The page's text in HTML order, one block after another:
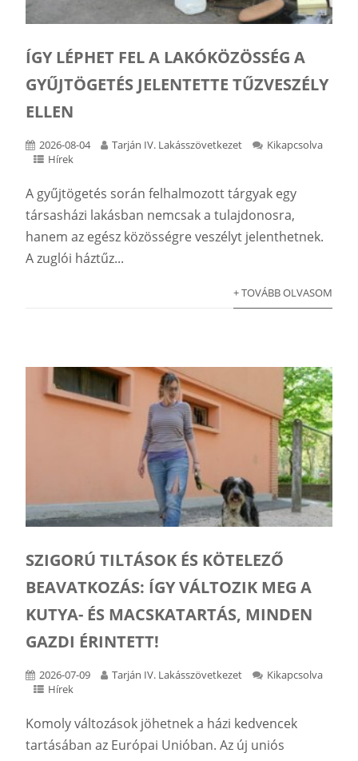
ÍGY LÉPHET FEL A LAKÓKÖZÖSSÉG A
GYŰJTÖGETÉS JELENTETTE TŰZVESZÉLY
ELLEN
2026-08-04 Tarján IV. Lakásszövetkezet
Kikapcsolva
Hírek
A gyűjtögetés során felhalmozott tárgyak egy
társasházi lakásban nemcsak a tulajdonosra,
hanem az egész közösségre veszélyt jelenthetnek.
A zuglói háztűz...
+ TOVÁBB OLVASOM
SZIGORÚ TILTÁSOK ÉS KÖTELEZŐ
BEAVATKOZÁS: ÍGY VÁLTOZIK MEG A
KUTYA- ÉS MACSKATARTÁS, MINDEN
GAZDI ÉRINTETT!
2026-07-09 Tarján IV. Lakásszövetkezet
Kikapcsolva
Hírek
Komoly változások jöhetnek a házi kedvencek
tartásában az Európai Unióban. Az új uniós